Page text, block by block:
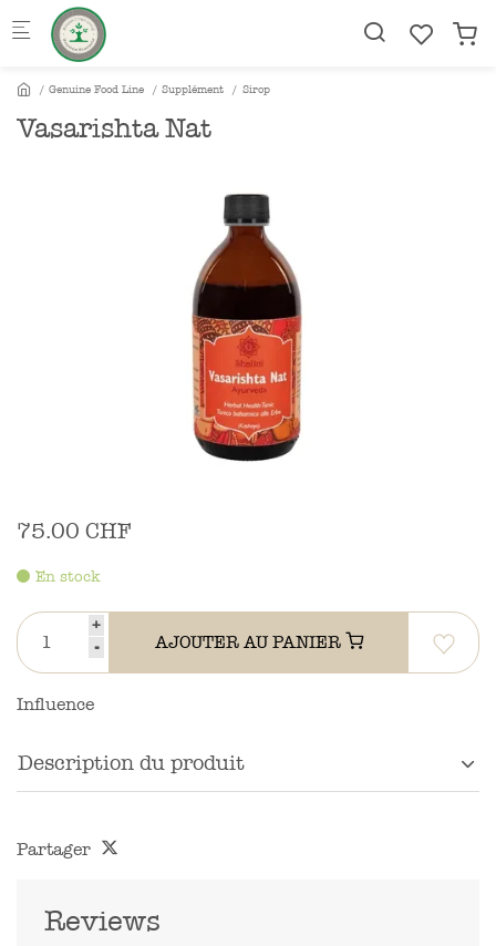
Skip to main content
Genuine Food Line Supplément Sirop
Vasarishta Nat
75.00 CHF
En stock
+
-
AJOUTER AU PANIER
Influence
Description du produit
Partager
Reviews